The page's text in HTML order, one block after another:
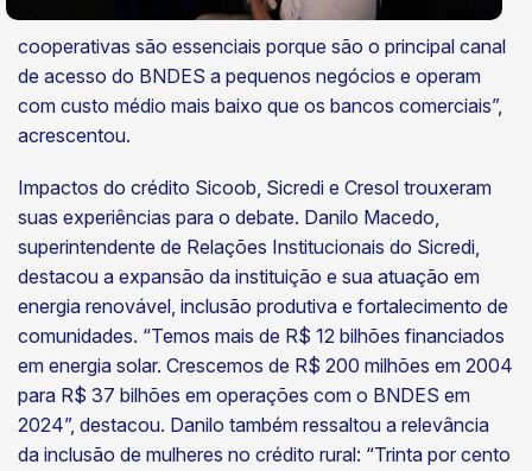
cooperativas são essenciais porque são o principal canal
de acesso do BNDES a pequenos negócios e operam
com custo médio mais baixo que os bancos comerciais”,
acrescentou.
Impactos do crédito Sicoob, Sicredi e Cresol trouxeram
suas experiências para o debate. Danilo Macedo,
superintendente de Relações Institucionais do Sicredi,
destacou a expansão da instituição e sua atuação em
energia renovável, inclusão produtiva e fortalecimento de
comunidades. “Temos mais de R$ 12 bilhões financiados
em energia solar. Crescemos de R$ 200 milhões em 2004
para R$ 37 bilhões em operações com o BNDES em
2024”, destacou. Danilo também ressaltou a relevância
da inclusão de mulheres no crédito rural: “Trinta por cento